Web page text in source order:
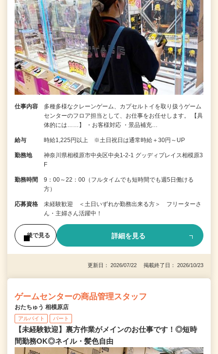
仕事内容
多種多様なクレーンゲーム、カプセルトイを取り扱うゲーム
センターのフロア担当として、お仕事をお任せします。 【具
体的には……】 ・お客様対応 ・景品補充…
給与 時給1,225円以上 ※土日祝日は通常時給＋30円～UP
勤務地
神奈川県相模原市中央区中央1-2-1 グッディプレイス相模原3
F
勤務時間
9：00～22：00（フルタイムでも短時間でも週5日働ける
方）
応募資格
未経験歓迎 ＜土日いずれか勤務出来る方＞ フリーターさ
ん・主婦さん活躍中！
後で見る 詳細を見る
更新日： 2026/07/22 掲載終了日： 2026/10/23
ゲームセンターの商品管理スタッフ
おたちゅう 相模原店
アルバイト パート
【未経験歓迎】裏方作業がメインのお仕事です！◎短時
間勤務OK◎ネイル・髪色自由